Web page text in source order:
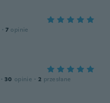
· 7 opinie
· 30 opinie · 2 przesłane